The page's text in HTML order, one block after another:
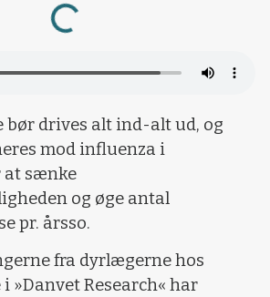
Loading...
drives alt ind-alt ud, og
mod influenza i
sænke
og øge antal
pr. årsso.
fra dyrlægerne hos
»Danvet Research« har